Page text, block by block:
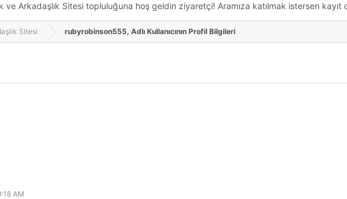
Arkadaşlık Sitesi topluluğuna hoş geldin ziyaretçi! Aramıza katılmak istersen kayıt
Sitesi rubyrobinson555, Adlı Kullanıcının Profil Bilgileri
AM